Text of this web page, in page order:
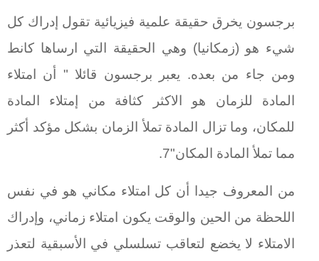
برجسون يخرق حقيقة علمية فيزيائية تقول إدراك كل
شيء هو (زمكانيا) وهي الحقيقة التي ارساها كانط
ومن جاء من بعده. يعبر برجسون قائلا " أن امتلاء
المادة للزمان هو الاكثر كثافة من إمتلاء المادة
للمكان، وما تزال المادة تملأ الزمان بشكل مؤكد أكثر
مما تملأ المادة المكان"7.
من المعروف جيدا أن كل امتلاء مكاني هو في نفس
اللحظة من الحين والوقت يكون امتلاء زماني، وإدراك
الامتلاء لا يخضع لتعاقب تسلسلي في الأسبقية لتعذر